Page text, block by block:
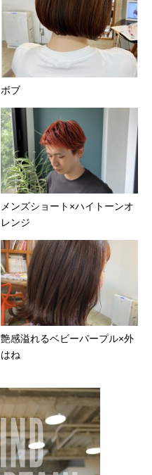
ボブ
メンズショート×ハイトーンオ
レンジ
艶感溢れるベビーパープル×外
はね